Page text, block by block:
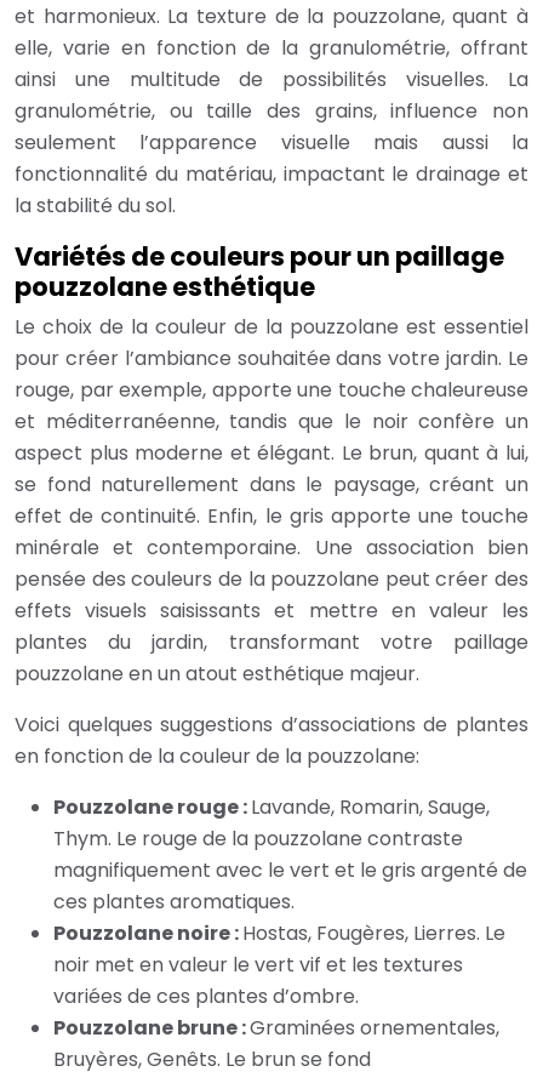
et harmonieux. La texture de la pouzzolane, quant à
elle, varie en fonction de la granulométrie, offrant
ainsi une multitude de possibilités visuelles. La
granulométrie, ou taille des grains, influence non
seulement l’apparence visuelle mais aussi la
fonctionnalité du matériau, impactant le drainage et
la stabilité du sol.
Variétés de couleurs pour un paillage
pouzzolane esthétique
Le choix de la couleur de la pouzzolane est essentiel
pour créer l’ambiance souhaitée dans votre jardin. Le
rouge, par exemple, apporte une touche chaleureuse
et méditerranéenne, tandis que le noir confère un
aspect plus moderne et élégant. Le brun, quant à lui,
se fond naturellement dans le paysage, créant un
effet de continuité. Enfin, le gris apporte une touche
minérale et contemporaine. Une association bien
pensée des couleurs de la pouzzolane peut créer des
effets visuels saisissants et mettre en valeur les
plantes du jardin, transformant votre paillage
pouzzolane en un atout esthétique majeur.
Voici quelques suggestions d’associations de plantes
en fonction de la couleur de la pouzzolane:
Pouzzolane rouge :Lavande, Romarin, Sauge,
Thym. Le rouge de la pouzzolane contraste
magnifiquement avec le vert et le gris argenté de
ces plantes aromatiques.
Pouzzolane noire :Hostas, Fougères, Lierres. Le
noir met en valeur le vert vif et les textures
variées de ces plantes d’ombre.
Pouzzolane brune :Graminées ornementales,
Bruyères, Genêts. Le brun se fond